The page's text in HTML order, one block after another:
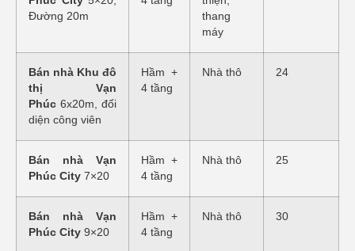
Đường 20m
thang
máy
Bán nhà Khu đô
thị Vạn
Phúc 6x20m, đối
diện công viên
Hầm +
4 tầng
Nhà thô 24
Bán nhà Vạn
Phúc City 7×20
Hầm +
4 tầng
Nhà thô 25
Bán nhà Vạn
Phúc City 9×20
Hầm +
4 tầng
Nhà thô 30